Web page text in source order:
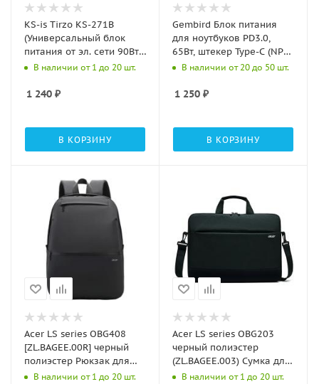
KS-is Tirzo KS-271B
(Универсальный блок
питания от эл. сети 90Вт,
13 коннекторов)
В наличии от 1 до 20 шт.
1 240 ₽
В КОРЗИНУ
Gembird Блок питания
для ноутбуков PD3.0,
65Вт, штекер Type-C (NPA-
DC10)
В наличии от 20 до 50 шт.
1 250 ₽
В КОРЗИНУ
Acer LS series OBG408
[ZL.BAGEE.00R] черный
полиэстер Рюкзак для
ноутбука 15.6"
В наличии от 1 до 20 шт.
Acer LS series OBG203
черный полиэстер
(ZL.BAGEE.003) Сумка для
ноутбука 15.6"
В наличии от 1 до 20 шт.